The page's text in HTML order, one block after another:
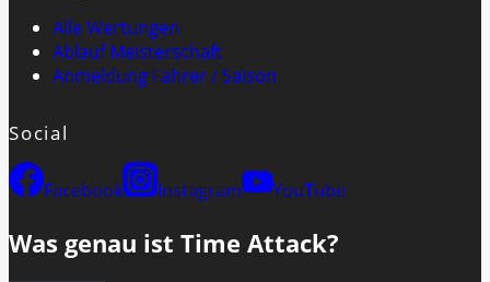
Alle Wertungen
Ablauf Meisterschaft
Anmeldung Fahrer / Saison
Social
Facebook Instagram YouTube
Was genau ist Time Attack?